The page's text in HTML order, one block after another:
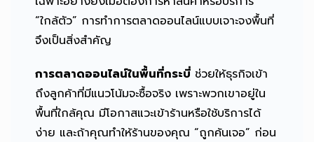
“ใกล้ตัว” การทำการตลาดออนไลน์แบบเจาะจงพื้นที่
จึงเป็นสิ่งสำคัญ
การตลาดออนไลน์ในพื้นที่กระบี่ ช่วยให้ธุรกิจเข้า
ถึงลูกค้าที่มีแนวโน้มจะซื้อจริง เพราะพวกเขาอยู่ใน
พื้นที่ใกล้คุณ มีโอกาสแวะเข้าร้านหรือใช้บริการได้
ง่าย และถ้าคุณทำให้ร้านของคุณ “ถูกค้นเจอ” ก่อน